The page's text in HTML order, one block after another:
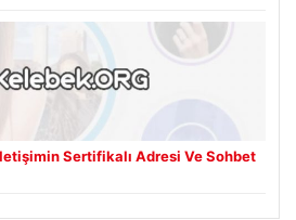
Sertifikalı Adresi Ve Sohbet